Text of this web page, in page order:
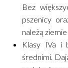
Bez
pszenicy
należą
Klasy IVa i
średnimi.